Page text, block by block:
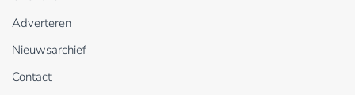
Adverteren
Nieuwsarchief
Contact